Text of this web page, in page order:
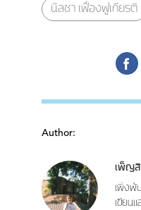
นีลชา เฟื่องฟูเกียรติ
Author:
เพ็ญสิ
เพิ่งพ้
เขียน